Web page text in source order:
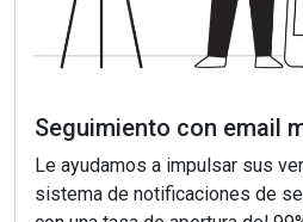
Seguimiento con email
Le ayudamos a impulsar sus
sistema de notificaciones de